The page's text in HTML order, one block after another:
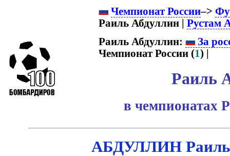
Чемпионат России–>
Раиль Абдуллин | Рустам
Раиль Абдуллин:
За
Чемпионат России (1) |
Раиль
в чемпионатах
АБДУЛЛИН Раиль